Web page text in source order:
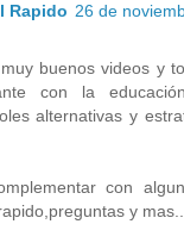
Rapido 26 de
buenos videos y
con la
alternativas y
con
y mas..